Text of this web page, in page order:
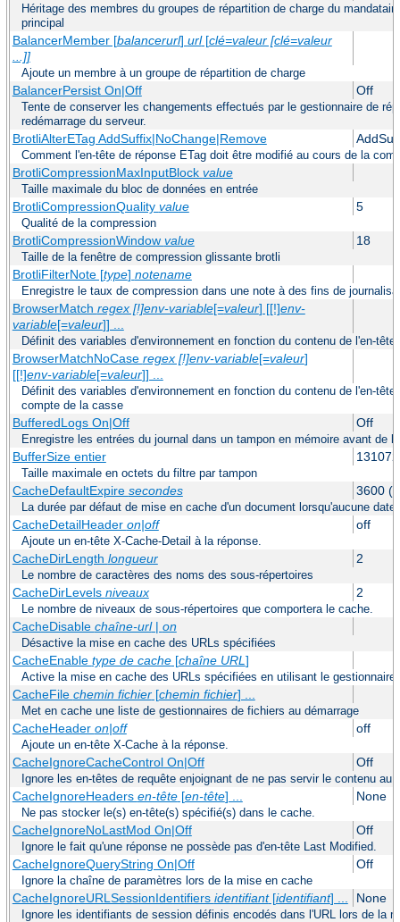
Héritage des membres du groupes de répartition de charge du
principal
BalancerMember [balancerurl] url[clé=valeur [clé=valeur
...]]
Ajoute un membre à un groupe de répartition de charge
BalancerPersist On|Off Off
Tente de conserver les changements effectués par le gestionnaire de
redémarrage du serveur.
BrotliAlterETag AddSuffix|NoChange|Remove
Comment l'en-tête de réponse ETag doit être modifié au cours de la
BrotliCompressionMaxInputBlock value
Taille maximale du bloc de données en entrée
BrotliCompressionQuality value 5
Qualité de la compression
BrotliCompressionWindow value 18
Taille de la fenêtre de compression glissante brotli
BrotliFilterNote [type] notename
Enregistre le taux de compression dans une note à des fins de
BrowserMatch regex [!]env-variable[=valeur] [[!]env-
variable[=valeur]] ...
Définit des variables d'environnement en fonction du contenu de l'en-
BrowserMatchNoCase regex [!]env-variable[=valeur]
[[!]env-variable[=valeur]] ...
Définit des variables d'environnement en fonction du contenu de l'en-
compte de la casse
BufferedLogs On|Off Off
Enregistre les entrées du journal dans un tampon en mémoire avant de
BufferSize entier 131072
Taille maximale en octets du filtre par tampon
CacheDefaultExpire secondes 3600
La durée par défaut de mise en cache d'un document lorsqu'aucune
CacheDetailHeader on|off off
Ajoute un en-tête X-Cache-Detail à la réponse.
CacheDirLength longueur 2
Le nombre de caractères des noms des sous-répertoires
CacheDirLevels niveaux 2
Le nombre de niveaux de sous-répertoires que comportera le cache.
CacheDisable chaîne-url| on
Désactive la mise en cache des URLs spécifiées
CacheEnable type de cache[chaîne URL ]
Active la mise en cache des URLs spécifiées en utilisant le gestionnaire
CacheFile chemin fichier[chemin fichier] ...
Met en cache une liste de gestionnaires de fichiers au démarrage
CacheHeader on|off off
Ajoute un en-tête X-Cache à la réponse.
CacheIgnoreCacheControl On|Off Off
Ignore les en-têtes de requête enjoignant de ne pas servir le contenu au
CacheIgnoreHeaders en-tête[en-tête] ... None
Ne pas stocker le(s) en-tête(s) spécifié(s) dans le cache.
CacheIgnoreNoLastMod On|Off Off
Ignore le fait qu'une réponse ne possède pas d'en-tête Last Modified.
CacheIgnoreQueryString On|Off Off
Ignore la chaîne de paramètres lors de la mise en cache
CacheIgnoreURLSessionIdentifiers identifiant[identifiant] ... None
Ignore les identifiants de session définis encodés dans l'URL lors de la